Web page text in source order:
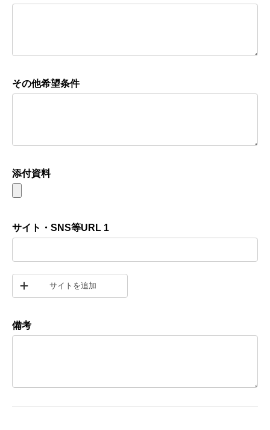
その他希望条件
添付資料
サイト・SNS等URL 1
サイトを追加
備考